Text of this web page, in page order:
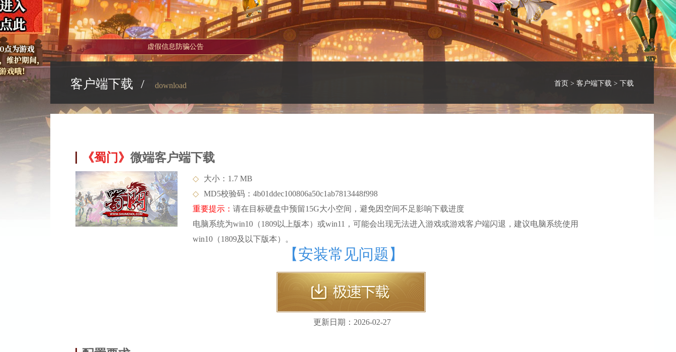
虚假信息防骗公告
客户端下载 / download 首页 > 客户端下载 > 下载
《蜀门》 微端客户端下载
◇
大小：1.7 MB
◇ MD5校验码：4b01ddec100806a50c1ab7813448f998
重要提示： 请在目标硬盘中预留15G大小空间，避免因空间不足影响下载进度
电脑系统为win10（1809以上版本）或win11，可能会出现无法进入游戏或游戏客户端闪退，建议电脑系统使用
win10（1809及以下版本）。
【安装常见问题】
更新日期： 2026-02-27